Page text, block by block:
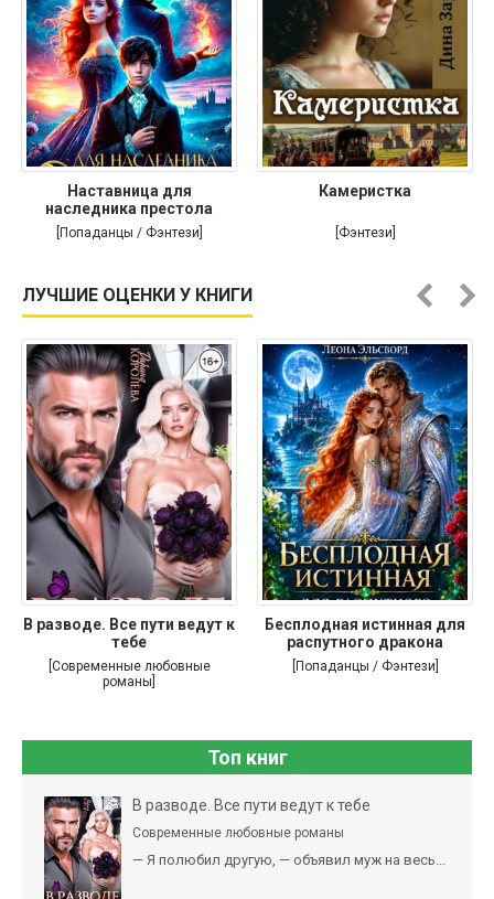
Наставница для
наследника престола
[Попаданцы / Фэнтези]
Камеристка
[Фэнтези]
ЛУЧШИЕ ОЦЕНКИ У КНИГИ
В разводе. Все пути ведут к
тебе
[Современные любовные
романы]
Бесплодная истинная для
распутного дракона
[Попаданцы / Фэнтези]
Топ книг
В разводе. Все пути ведут к тебе
Современные любовные романы
— Я полюбил другую, — объявил муж на весь...